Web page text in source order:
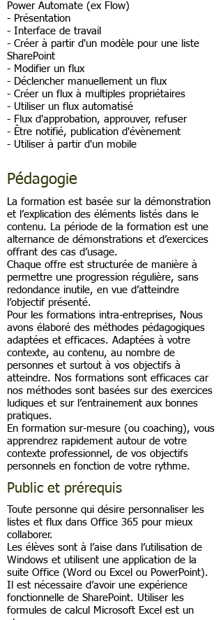
Power Automate (ex Flow)
- Présentation
- Interface de travail
- Créer à partir d'un modèle pour une liste
SharePoint
- Modifier un flux
- Déclencher manuellement un flux
- Créer un flux à multiples propriétaires
- Utiliser un flux automatisé
- Flux d'approbation, approuver, refuser
- Être notifié, publication d'évènement
- Utiliser à partir d'un mobile
Pédagogie
La formation est basée sur la démonstration
et l’explication des éléments listés dans le
contenu. La période de la formation est une
alternance de démonstrations et d’exercices
offrant des cas d’usage.
Chaque offre est structurée de manière à
permettre une progression régulière, sans
redondance inutile, en vue d’atteindre
l’objectif présenté.
Pour les formations intra-entreprises, Nous
avons élaboré des méthodes pédagogiques
adaptées et efficaces. Adaptées à votre
contexte, au contenu, au nombre de
personnes et surtout à vos objectifs à
atteindre. Nos formations sont efficaces car
nos méthodes sont basées sur des exercices
ludiques et sur l’entrainement aux bonnes
pratiques.
En formation sur-mesure (ou coaching), vous
apprendrez rapidement autour de votre
contexte professionnel, de vos objectifs
personnels en fonction de votre rythme.
Public et prérequis
Toute personne qui désire personnaliser les
listes et flux dans Office 365 pour mieux
collaborer.
Les élèves sont à l’aise dans l’utilisation de
Windows et utilisent une application de la
suite Office (Word ou Excel ou PowerPoint).
Il est nécessaire d’avoir une expérience
fonctionnelle de SharePoint. Utiliser les
formules de calcul Microsoft Excel est un